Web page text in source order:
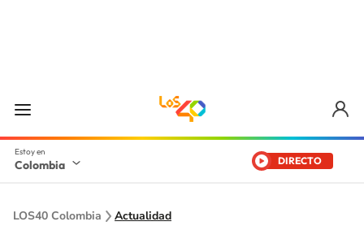
Colombia DIRECTO
LOS40 Colombia Actualidad